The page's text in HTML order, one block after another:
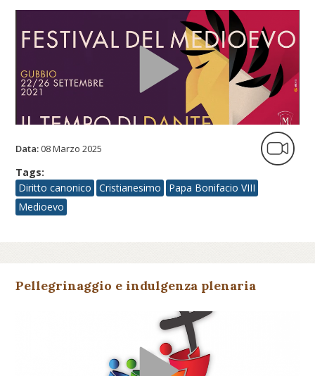
Data:08 Marzo 2025
Tags:
Diritto canonico
Cristianesimo
Papa Bonifacio VIII
Medioevo
Pellegrinaggio e indulgenza plenaria